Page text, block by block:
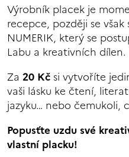
Výrobník placek je
recepce, později se
NUMERIK, který se
Labu a kreativních dílen.
Za 20 Kčsi vytvoříte
vaši lásku ke čtení,
jazyku… nebo čemukoli,
Popusťte uzdu své
vlastní placku!